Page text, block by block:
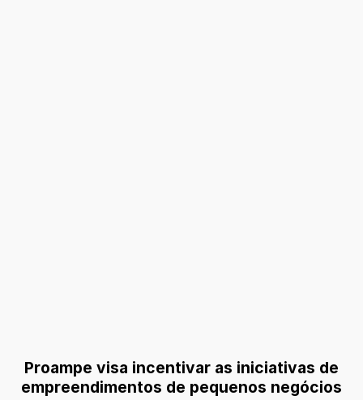
Proampe visa incentivar as iniciativas de
empreendimentos de pequenos negócios